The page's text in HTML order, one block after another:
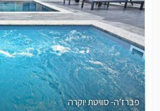
פברז’ה- סוויטת יוקרה